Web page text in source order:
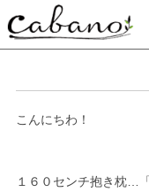
こんにちわ！
１６０センチ抱き枕…